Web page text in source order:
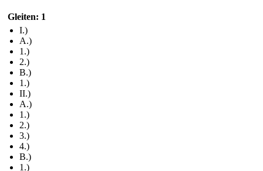
Gleiten: 1
I.)
A.)
1.)
2.)
B.)
1.)
II.)
A.)
1.)
2.)
3.)
4.)
B.)
1.)